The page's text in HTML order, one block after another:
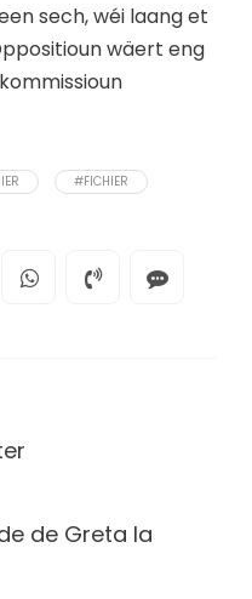
sech, wéi laang et
wäert eng
#FICHIER
de Greta la